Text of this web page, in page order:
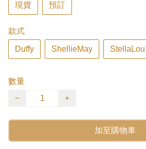
現貨 預訂
款式
Duffy ShellieMay StellaLou
數量
−
+
加至購物車